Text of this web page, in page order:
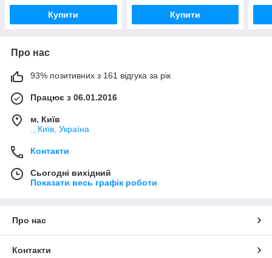
Купити Купити
Про нас
93% позитивних з 161 відгука за рік
Працює з 06.01.2016
м. Київ
., Київ, Україна
Контакти
Сьогодні вихідний
Показати весь графік роботи
Про нас
Контакти